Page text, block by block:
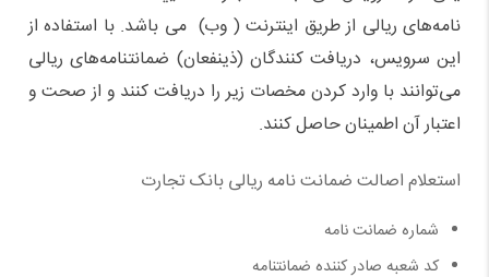
نامه‌های ریالی از طریق اینترنت ( وب) می باشد. با استفاده از
این سرویس، دریافت کنندگان (ذینفعان) ضمانتنامه‌های ریالی
می‌توانند با وارد کردن مخصات زیر را دریافت کنند و از صحت و
اعتبار آن اطمینان حاصل کنند.
استعلام اصالت ضمانت نامه ریالی بانک تجارت
شماره ضمانت نامه
کد شعبه صادر کننده ضمانتنامه